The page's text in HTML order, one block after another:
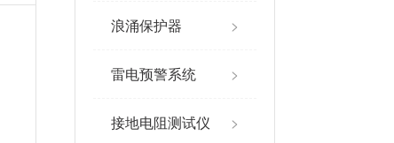
浪涌保护器 >
雷电预警系统 >
接地电阻测试仪 >